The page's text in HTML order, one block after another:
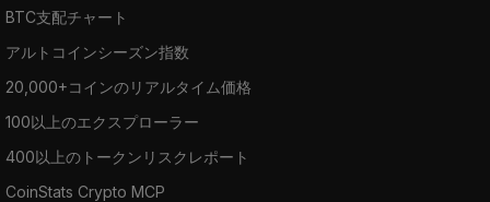
BTC支配チャート
アルトコインシーズン指数
20,000+コインのリアルタイム価格
100以上のエクスプローラー
400以上のトークンリスクレポート
CoinStats Crypto MCP